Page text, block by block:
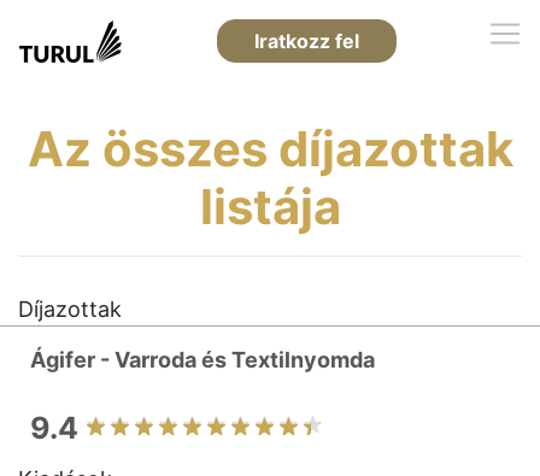
Iratkozz fel
Az összes díjazottak
listája
Díjazottak
Ágifer - Varroda és Textilnyomda
9.4